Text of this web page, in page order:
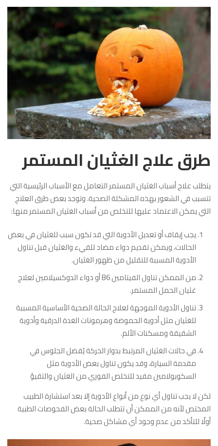
طرق علاج الغثيان المستمر
يتطلب علاج أسباب الغثيان المستمر التعامل مع الأسباب الرئيسية التي
تتسبب في الشعور بهذه المشكلة الصحية، وتوجد بعض طرق العلاج
التي يمكن الاعتماد عليها للتخلص من أسباب الغثيان المستمر منها:
يجب إيقاف أو تعديل الأدوية التي قد تكون سبب للغثيان في بعض
الحالات، ويمكن تقديم دواء مضاد للقيء والغثيان قبل تناول
الأدوية المسببة للتقليل من ظهور الغثيان.
من الممكن تناول الفيتامين B6 أو دواء الدوكسيلامين لعلاج
غثيان الحمل المستمر.
تناول الأدوية الموجهة لعلاج الحالة الصحية الأساسية المسببة
للغثيان مثل أدوية الحموضة وهرمونات الغدة الدرقية وأدوية
الشقيقة ومسكنات الألم.
في حالات الغثيان المرتبط بدوار الحركة يُفضل الجلوس في
مقدمة السيارة، وقد يكون تناول بعض الأدوية مثل
السكوبولامين مفيد للتخلص الفوري من الغثيان والتقيؤ
لكن لا يجب تناول أي نوع من أنواع الأدوية إلا بعد استشارة الطبيب
المختص لأنه من الممكن أن تتطلب الحالة بعض الفحوصات الطبية
أولًا للتأكد من عدم وجود أي مشاكل صحية.